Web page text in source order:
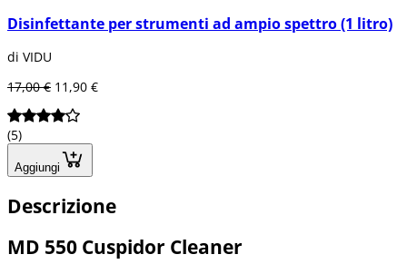
Disinfettante per strumenti ad ampio spettro (1 litro)
di VIDU
17,00 € 11,90 €
(5)
Aggiungi
Descrizione
MD 550 Cuspidor Cleaner